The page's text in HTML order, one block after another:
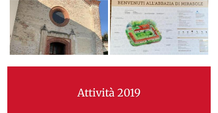
Attività 2019